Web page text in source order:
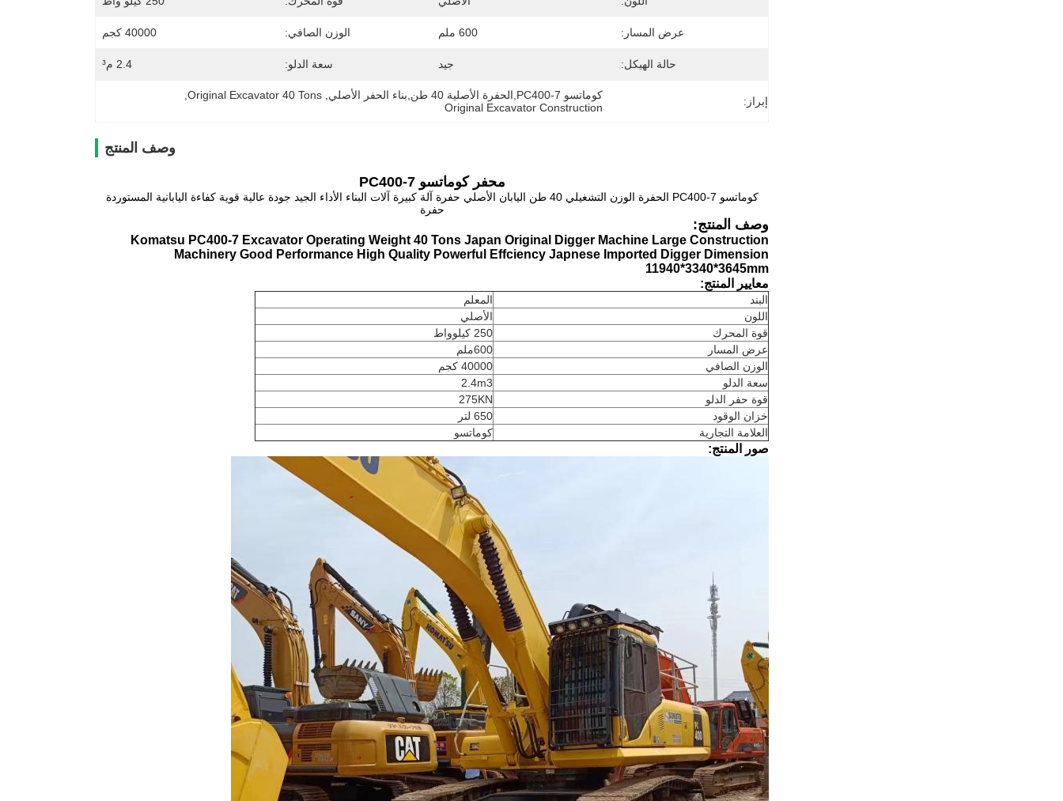
عرض المسار: 600 ملم الوزن الصافي: 40000 كجم
حالة الهيكل: جيد سعة الدلو: 2.4 م³
إبراز: كوماتسو PC400-7,الحفرة الأصلية 40 طن,بناء الحفر الأصلي ,
Original Excavator 40 Tons
Original Excavator Construction
وصف المنتج
محفر كوماتسو PC400-7
كوماتسو PC400-7 الحفرة الوزن التشغيلي 40 طن اليابان الأصلي حفرة آلة كبيرة آلات البناء الأداء الجيد جودة عالية قوية كفاءة اليابانية المستوردة
حفرة
وصف المنتج:
Komatsu PC400-7 Excavator Operating Weight 40 Tons Japan Original Digger Machine Large Construction
Machinery Good Performance High Quality Powerful Effciency Japnese Imported Digger Dimension
11940*3340*3645mm
معايير المنتج:
البند
المعلم
اللون
الأصلي
قوة المحرك
250 كيلوواط
عرض المسار
600ملم
الوزن الصافي
40000 كجم
سعة الدلو
2.4m3
قوة حفر الدلو
275KN
خزان الوقود
650 لتر
العلامة التجارية
كوماتسو
صور المنتج: